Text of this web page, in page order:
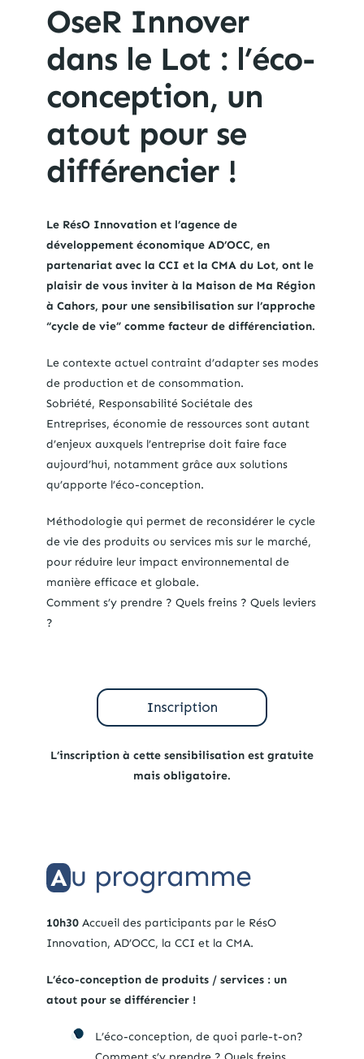
OseR Innover
dans le Lot : l’éco-
conception, un
atout pour se
différencier !
Le RésO Innovation et l’agence de
développement économique AD’OCC, en
partenariat avec la CCI et la CMA du Lot, ont le
plaisir de vous inviter à la Maison de Ma Région
à Cahors, pour une sensibilisation sur l’approche
“cycle de vie” comme facteur de différenciation.
Le contexte actuel contraint d’adapter ses modes
de production et de consommation.
Sobriété, Responsabilité Sociétale des
Entreprises, économie de ressources sont autant
d’enjeux auxquels l’entreprise doit faire face
aujourd’hui, notamment grâce aux solutions
qu’apporte l’éco-conception.
Méthodologie qui permet de reconsidérer le cycle
de vie des produits ou services mis sur le marché,
pour réduire leur impact environnemental de
manière efficace et globale.
Comment s’y prendre ? Quels freins ? Quels leviers
?
L’inscription à cette sensibilisation est gratuite
mais obligatoire.
Au programme
10h30Accueil des participants par le RésO
Innovation, AD’OCC, la CCI et la CMA.
L’éco-conception de produits / services : un
atout pour se différencier !
L’éco-conception, de quoi parle-t-on?